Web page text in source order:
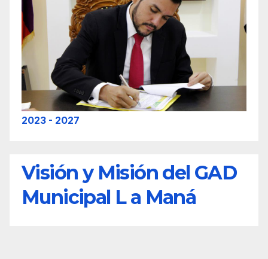
2023 - 2027
Visión y Misión del GAD
Municipal L a Maná